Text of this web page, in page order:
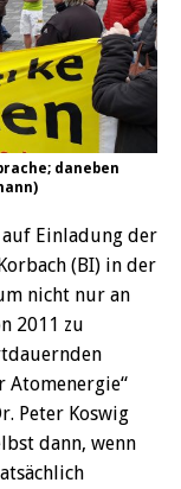
daneben
auf Einladung der
(BI) in der
nicht nur an
2011 zu
Atomenergie“
Peter Koswig
dann, wenn